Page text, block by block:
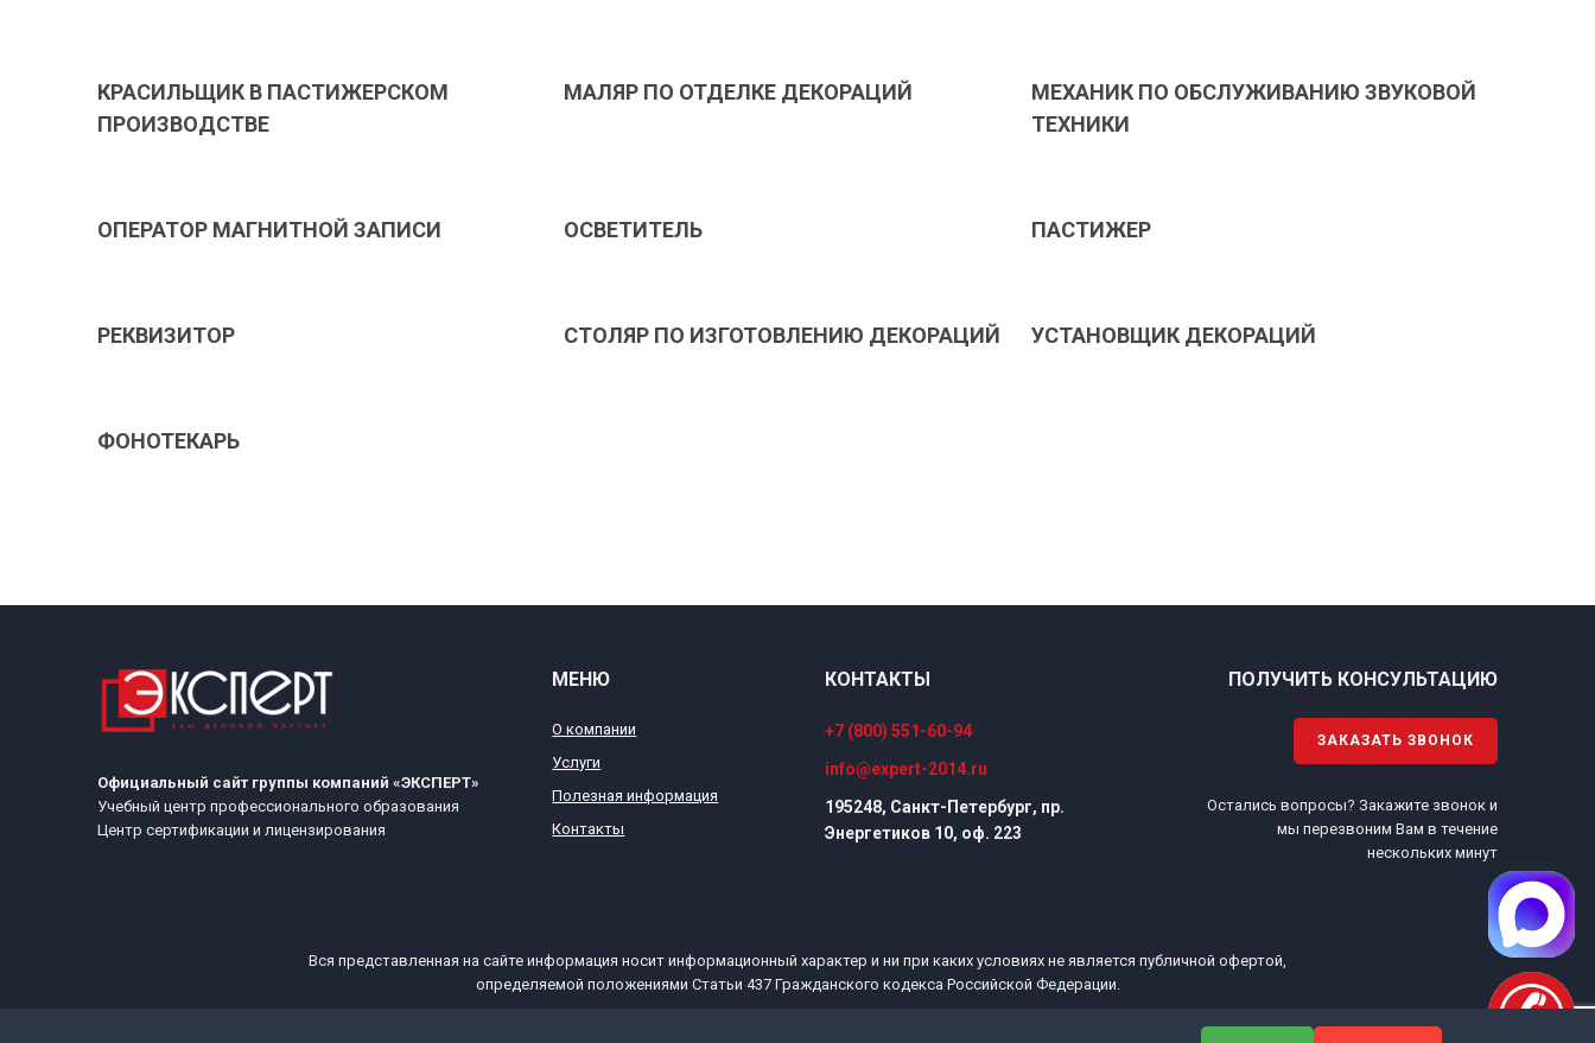
КРАСИЛЬЩИК В ПАСТИЖЕРСКОМ
ПРОИЗВОДСТВЕ
МАЛЯР ПО ОТДЕЛКЕ ДЕКОРАЦИЙ
МЕХАНИК ПО ОБСЛУЖИВАНИЮ ЗВУКОВОЙ
ТЕХНИКИ
ОПЕРАТОР МАГНИТНОЙ ЗАПИСИ ОСВЕТИТЕЛЬ ПАСТИЖЕР
РЕКВИЗИТОР СТОЛЯР ПО ИЗГОТОВЛЕНИЮ ДЕКОРАЦИЙ УСТАНОВЩИК ДЕКОРАЦИЙ
ФОНОТЕКАРЬ
Официальный сайт группы компаний «ЭКСПЕРТ»
Учебный центр профессионального образования
Центр сертификации и лицензирования
МЕНЮ
О компании
Услуги
Полезная информация
Контакты
КОНТАКТЫ
+7 (800) 551-60-94
info@expert-2014.ru
195248, Санкт-Петербург, пр.
Энергетиков 10, оф. 223
ПОЛУЧИТЬ КОНСУЛЬТАЦИЮ
ЗАКАЗАТЬ ЗВОНОК
Остались вопросы? Закажите звонок и
мы перезвоним Вам в течение
нескольких минут
Вся представленная на сайте информация носит информационный характер и ни при каких условиях не является публичной офертой,
определяемой положениями Статьи 437 Гражданского кодекса Российской Федерации.